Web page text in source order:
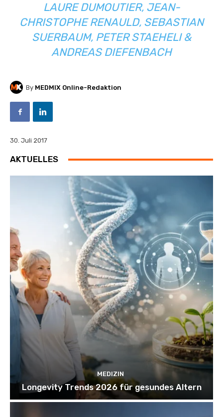
LAURE DUMOUTIER, JEAN-
CHRISTOPHE RENAULD, SEBASTIAN
SUERBAUM, PETER STAEHELI &
ANDREAS DIEFENBACH
By MEDMIX Online-Redaktion
30. Juli 2017
AKTUELLES
MEDIZIN
Longevity Trends 2026 für gesundes Altern